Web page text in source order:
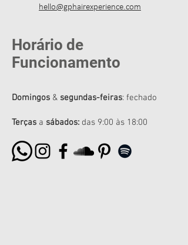
hello@gphairexperience.com
Horário de
Funcionamento
Domingos & segundas-feiras: fechado
Terças a sábados: das 9:00 às 18:00